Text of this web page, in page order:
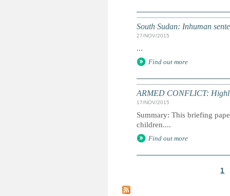
South Sudan: Inhuman
27/NOV/2015
...
Find out more
ARMED CONFLICT:
17/NOV/2015
Summary: This briefing
children....
Find out more
a
1